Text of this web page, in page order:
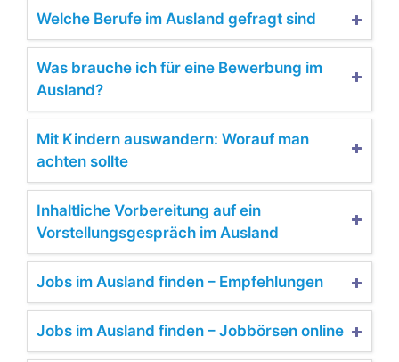
Welche Berufe im Ausland gefragt sind
Was brauche ich für eine Bewerbung im
Ausland?
Mit Kindern auswandern: Worauf man
achten sollte
Inhaltliche Vorbereitung auf ein
Vorstellungsgespräch im Ausland
Jobs im Ausland finden – Empfehlungen
Jobs im Ausland finden – Jobbörsen online